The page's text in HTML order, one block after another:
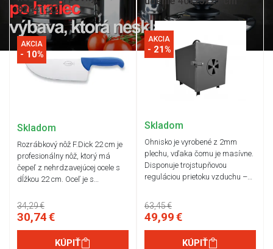
82641-22
AKCIA
- 10%
Skladom
Rozrábkový nôž F.Dick 22 cm je
profesionálny nôž, ktorý má
čepeľ z nehrdzavejúcej ocele s
dĺžkou 22 cm. Oceľ je s…
34,29 €
30,74 €
KÚPIŤ
AKCIA
- 21%
Skladom
Ohnisko je vyrobené z 2mm
plechu, vďaka čomu je masívne.
Disponuje trojstupňovou
reguláciou prietoku vzduchu –…
63,45 €
49,99 €
KÚPIŤ